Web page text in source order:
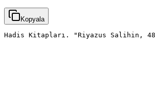
Kopyala
Hadis Kitapları. "Riyazus Salihin,